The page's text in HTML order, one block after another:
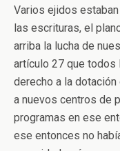
Varios ejidos
las escrituras, el
arriba la lucha de
artículo 27 que
derecho a la
a nuevos centros de
programas en ese
ese entonces no